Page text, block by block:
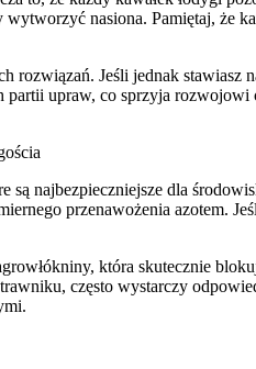
nasiona. Pamiętaj,
Jeśli jednak
partii upraw, co sprzyja
najbezpieczniejsze dla
przenawożenia azotem.
która skutecznie
często wystarczy